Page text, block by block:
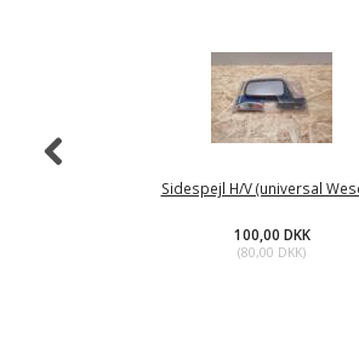
Sidespejl H/V (universal
100,00 DKK
(80,00 DKK)